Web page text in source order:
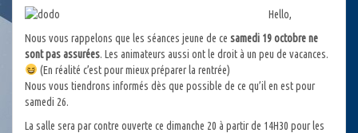
Hello,
Nous vous rappelons que les séances jeune de ce samedi 19 octobre ne
sont pas assurées. Les animateurs aussi ont le droit à un peu de vacances.
(En réalité c’est pour mieux préparer la rentrée)
Nous vous tiendrons informés dès que possible de ce qu’il en est pour
samedi 26.
La salle sera par contre ouverte ce dimanche 20 à partir de 14H30 pour les